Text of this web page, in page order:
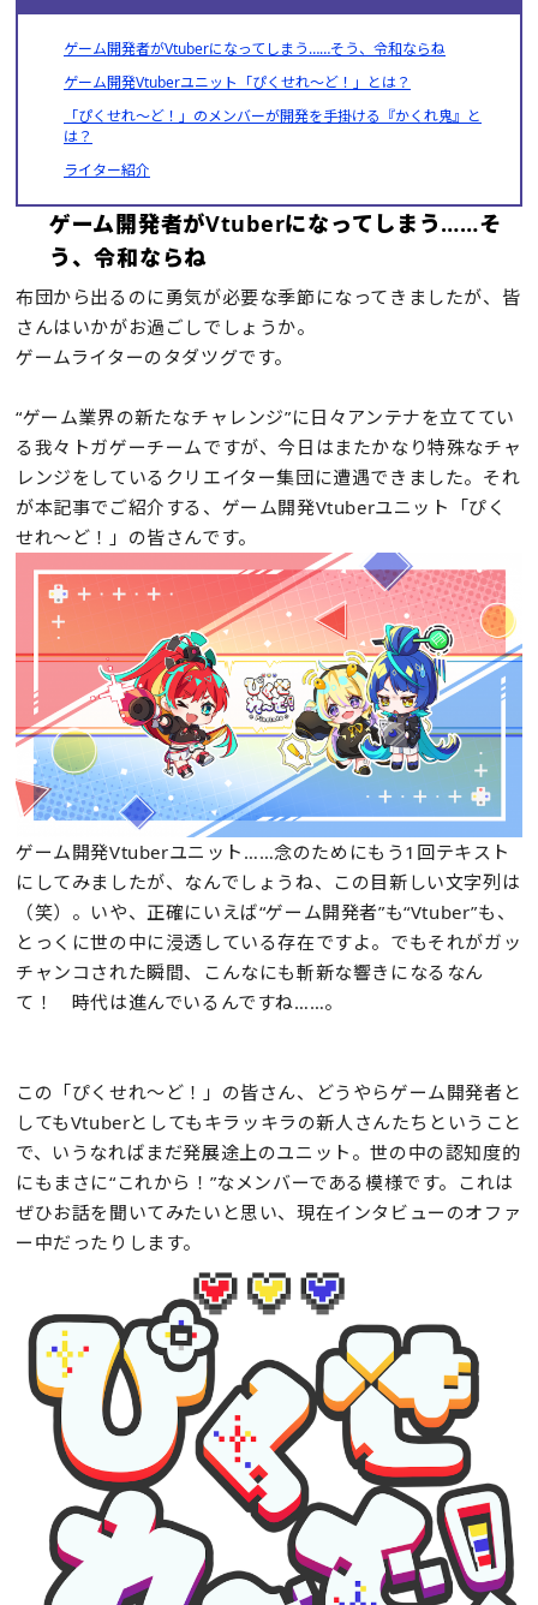
ゲーム開発者がVtuberになってしまう……そう、令和ならね
ゲーム開発Vtuberユニット「ぴくせれ～ど！」とは？
「ぴくせれ～ど！」のメンバーが開発を手掛ける『かくれ鬼』と
は？
ライター紹介
ゲーム開発者がVtuberになってしまう……そ
う、令和ならね
布団から出るのに勇気が必要な季節になってきましたが、皆
さんはいかがお過ごしでしょうか。
ゲームライターのタダツグです。
“ゲーム業界の新たなチャレンジ”に日々アンテナを立ててい
る我々トガゲーチームですが、今日はまたかなり特殊なチャ
レンジをしているクリエイター集団に遭遇できました。それ
が本記事でご紹介する、ゲーム開発Vtuberユニット「ぴく
せれ～ど！」の皆さんです。
ゲーム開発Vtuberユニット……念のためにもう1回テキスト
にしてみましたが、なんでしょうね、この目新しい文字列は
（笑）。いや、正確にいえば“ゲーム開発者”も“Vtuber”も、
とっくに世の中に浸透している存在ですよ。でもそれがガッ
チャンコされた瞬間、こんなにも斬新な響きになるなん
て！ 時代は進んでいるんですね……。
この「ぴくせれ～ど！」の皆さん、どうやらゲーム開発者と
してもVtuberとしてもキラッキラの新人さんたちということ
で、いうなればまだ発展途上のユニット。世の中の認知度的
にもまさに“これから！”なメンバーである模様です。これは
ぜひお話を聞いてみたいと思い、現在インタビューのオファ
ー中だったりします。